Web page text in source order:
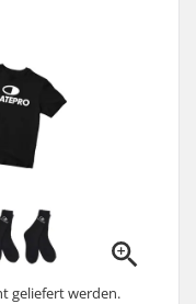
geliefert werden.